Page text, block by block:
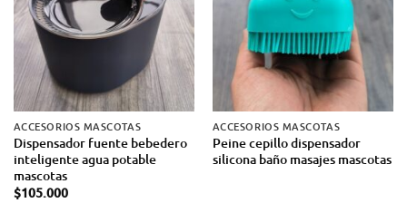
ACCESORIOS MASCOTAS
Dispensador fuente bebedero
inteligente agua potable
mascotas
$105.000
ACCESORIOS MASCOTAS
Peine cepillo dispensador
silicona baño masajes mascotas